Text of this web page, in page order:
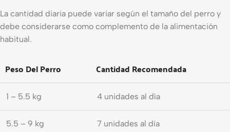
La cantidad diaria puede variar según el tamaño del perro y
debe considerarse como complemento de la alimentación
habitual.
Peso Del Perro Cantidad Recomendada
1 – 5.5 kg 4 unidades al día
5.5 – 9 kg 7 unidades al día